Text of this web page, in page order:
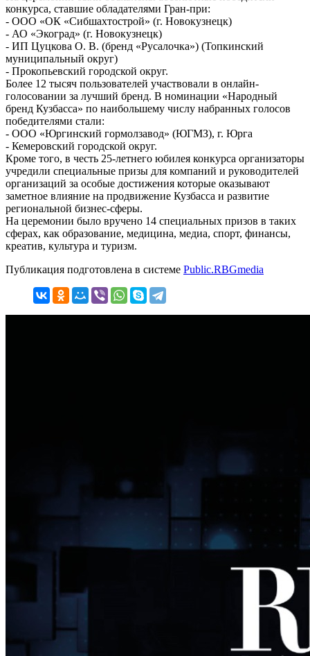
конкурса, ставшие обладателями Гран-при:
- ООО «ОК «Сибшахтострой» (г. Новокузнецк)
- АО «Экоград» (г. Новокузнецк)
- ИП Цуцкова О. В. (бренд «Русалочка») (Топкинский
муниципальный округ)
- Прокопьевский городской округ.
Более 12 тысяч пользователей участвовали в онлайн-
голосовании за лучший бренд. В номинации «Народный
бренд Кузбасса» по наибольшему числу набранных голосов
победителями стали:
- ООО «Юргинский гормолзавод» (ЮГМЗ), г. Юрга
- Кемеровский городской округ.
Кроме того, в честь 25-летнего юбилея конкурса организаторы
учредили специальные призы для компаний и руководителей
организаций за особые достижения которые оказывают
заметное влияние на продвижение Кузбасса и развитие
региональной бизнес-сферы.
На церемонии было вручено 14 специальных призов в таких
сферах, как образование, медицина, медиа, спорт, финансы,
креатив, культура и туризм.
Публикация подготовлена в системе Public.RBGmedia